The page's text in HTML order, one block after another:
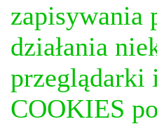
zapisywania
działania
przeglądarki
COOKIES